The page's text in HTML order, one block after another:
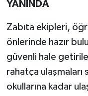
YANINDA
Zabıta ekipleri,
önlerinde hazır
güvenli hale
rahatça ulaşmaları
okullarına kadar